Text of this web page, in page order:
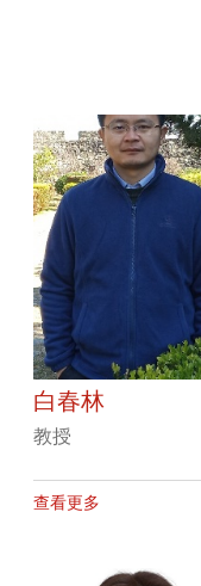
白春林
教授
查看更多